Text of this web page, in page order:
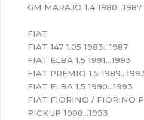
GM MARAJÓ 1.4 1980…1987
FIAT
FIAT 147 1.05 1983…1987
FIAT ELBA 1.5 1991…1993
FIAT PRÊMIO 1.5
FIAT ELBA 1.5 1990…1993
FIAT FIORINO / FIORINO
PICKUP 1988…1993